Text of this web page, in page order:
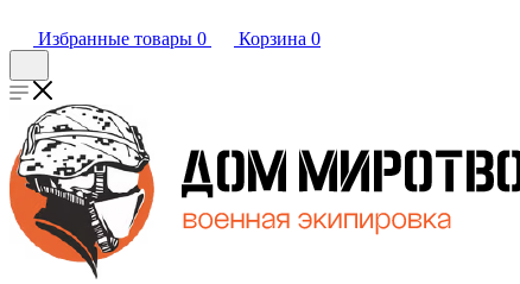
Избранные товары 0 Корзина 0